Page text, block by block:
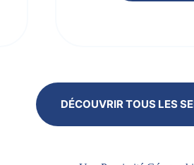
DÉCOUVRIR TOUS LES